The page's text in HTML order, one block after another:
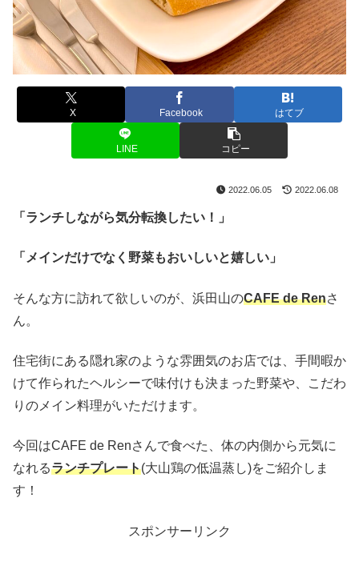
X Facebook はてブ
LINE コピー
2022.06.05 2022.06.08
「ランチしながら気分転換したい！」
「メインだけでなく野菜もおいしいと嬉しい」
そんな方に訪れて欲しいのが、浜田山のCAFE de Renさ
ん。
住宅街にある隠れ家のような雰囲気のお店では、手間暇か
けて作られたヘルシーで味付けも決まった野菜や、こだわ
りのメイン料理がいただけます。
今回はCAFE de Renさんで食べた、体の内側から元気に
なれるランチプレート(大山鶏の低温蒸し)をご紹介しま
す！
スポンサーリンク